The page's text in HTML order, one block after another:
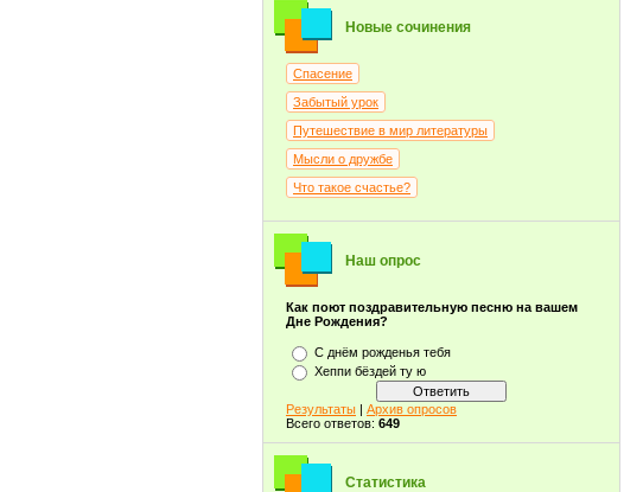
Новые сочинения
Спасение
Забытый урок
Путешествие в мир литературы
Мысли о дружбе
Что такое счастье?
Наш опрос
Как поют поздравительную песню на вашем
Дне Рождения?
С днём рожденья тебя
Хеппи бёздей ту ю
Результаты | Архив опросов
Всего ответов: 649
Статистика